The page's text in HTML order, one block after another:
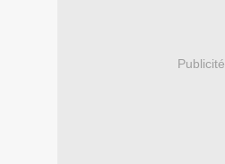
Publicité